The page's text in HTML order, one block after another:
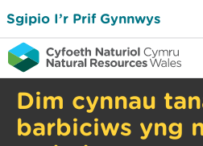
Sgipio I’r Prif Gynnwys
Dim cynnau
barbiciws yng